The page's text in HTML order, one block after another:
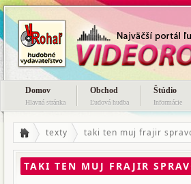
Domov
Hlavná stránka
Obchod
Ľudová hudba
Štúdio
Informácie
texty taki ten muj frajir
TAKI TEN MUJ FRAJIR